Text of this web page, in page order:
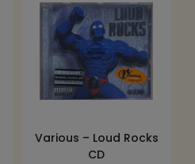
Various – Loud Rocks
CD